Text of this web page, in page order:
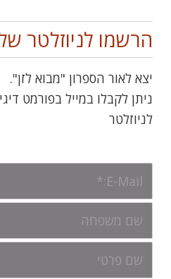
הרשמו לניוזלטר
יצא לאור הספרון "מבוא לזן".
ניתן לקבלו במייל בפורמט
לניוזלטר